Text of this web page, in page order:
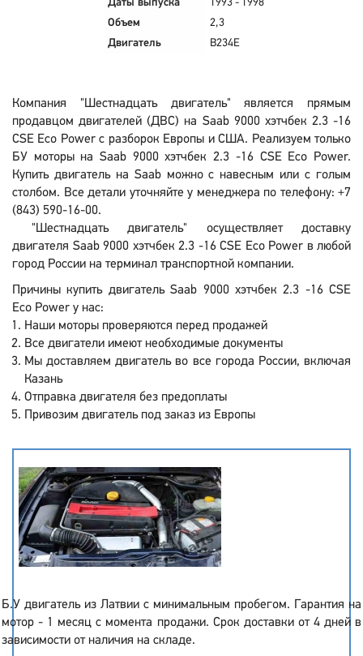
Даты выпуска
1993 - 1998
Объем
2,3
Двигатель
B234E
Компания "Шестнадцать двигатель" является прямым
продавцом двигателей (ДВС) на Saab 9000 хэтчбек 2.3 -16
CSE Eco Power с разборок Европы и США. Реализуем только
БУ моторы на Saab 9000 хэтчбек 2.3 -16 CSE Eco Power.
Купить двигатель на Saab можно с навесным или с голым
столбом. Все детали уточняйте у менеджера по телефону: +7
(843) 590-16-00.
"Шестнадцать двигатель" осуществляет доставку
двигателя Saab 9000 хэтчбек 2.3 -16 CSE Eco Power в любой
город России на терминал транспортной компании.
Причины купить двигатель Saab 9000 хэтчбек 2.3 -16 CSE
Eco Power у нас:
Наши моторы проверяются перед продажей
Все двигатели имеют необходимые документы
Мы доставляем двигатель во все города России, включая
Казань
Отправка двигателя без предоплаты
Привозим двигатель под заказ из Европы
Б.У двигатель из Латвии с минимальным пробегом. Гарантия на
мотор - 1 месяц с момента продажи. Срок доставки от 4 дней в
зависимости от наличия на складе.